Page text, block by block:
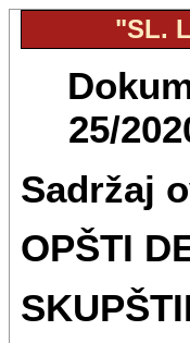
"SL.
25/
Sadržaj
OPŠTI